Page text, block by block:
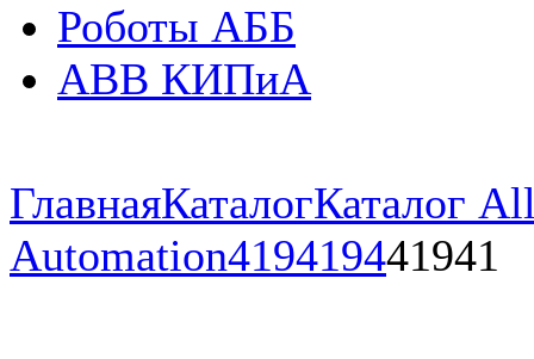
Роботы АББ
ABB КИПиА
ГлавнаяКаталогКаталог
Automation419419441941